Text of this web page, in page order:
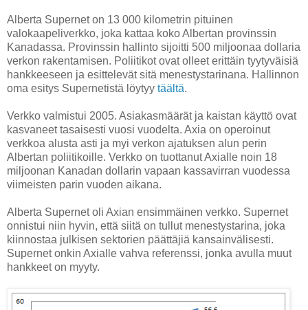
Alberta Supernet on 13 000 kilometrin pituinen
valokaapeliverkko, joka kattaa koko Albertan provinssin
Kanadassa. Provinssin hallinto sijoitti 500 miljoonaa dollaria
verkon rakentamisen. Poliitikot ovat olleet erittäin tyytyväisiä
hankkeeseen ja esittelevät sitä menestystarinana. Hallinnon
oma esitys Supernetistä löytyy täältä.
Verkko valmistui 2005. Asiakasmäärät ja kaistan käyttö ovat
kasvaneet tasaisesti vuosi vuodelta. Axia on operoinut
verkkoa alusta asti ja myi verkon ajatuksen alun perin
Albertan poliitikoille. Verkko on tuottanut Axialle noin 18
miljoonan Kanadan dollarin vapaan kassavirran vuodessa
viimeisten parin vuoden aikana.
Alberta Supernet oli Axian ensimmäinen verkko. Supernet
onnistui niin hyvin, että siitä on tullut menestystarina, joka
kiinnostaa julkisen sektorien päättäjiä kansainvälisesti.
Supernet onkin Axialle vahva referenssi, jonka avulla muut
hankkeet on myyty.